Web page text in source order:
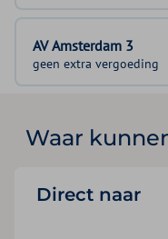
AV Amsterdam 3
geen extra vergoeding
Waar
Direct naar